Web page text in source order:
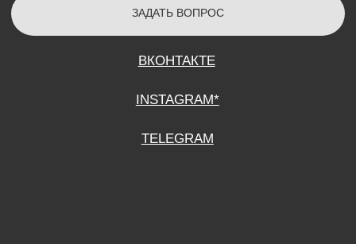
ПОЛИТИТИКА В ОТНОШЕНИИ ОБРАБОТКИ ПЕРСОНАЛЬНЫХ ДАННЫХ
СОГЛАСИЕ НА ОБРАБОТКУ ПЕРСОНАЛЬНЫХ ДАННЫХ
ИНН: 390515008408